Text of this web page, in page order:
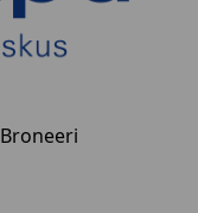
Broneeri